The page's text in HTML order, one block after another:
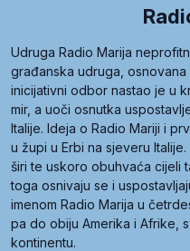
Udruga Radio Marija
građanska udruga,
inicijativni odbor nastao je u
mir, a uoči osnutka
Italije. Ideja o Radio Mariji i
u župi u Erbi na sjeveru
širi te uskoro obuhvaća cijeli
toga osnivaju se i
imenom Radio Marija u
pa do obiju Amerika i Afrike,
kontinentu.